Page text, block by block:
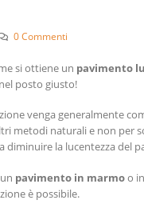
0 Commenti
si ottiene un pavimento
posto giusto!
venga generalmente
metodi naturali e non per
diminuire la lucentezza del
pavimento in marmoo
è possibile.